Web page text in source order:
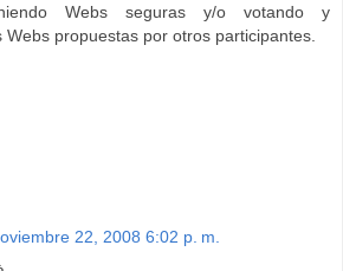
Webs seguras y/o votando y
Webs propuestas por otros participantes.
22, 2008 6:02 p. m.